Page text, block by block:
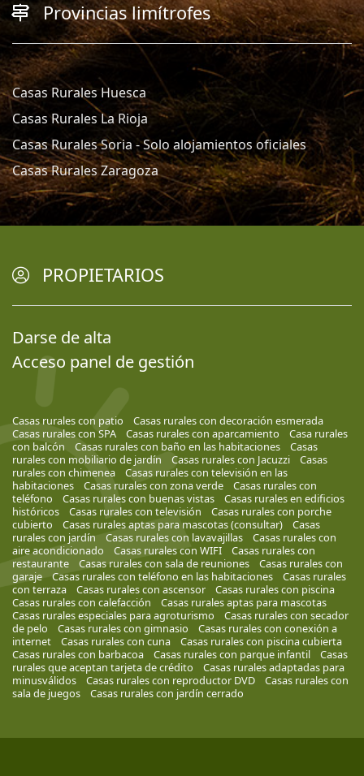
Provincias limítrofes
Casas Rurales Huesca
Casas Rurales La Rioja
Casas Rurales Soria - Solo alojamientos oficiales
Casas Rurales Zaragoza
PROPIETARIOS
Darse de alta
Acceso panel de gestión
Casas rurales con patio
Casas rurales con decoración esmerada
Casas rurales con SPA
Casas rurales con aparcamiento
Casa rurales
con balcón
Casas rurales con baño en las habitaciones
Casas
rurales con mobiliario de jardín
Casas rurales con Jacuzzi
Casas
rurales con chimenea
Casas rurales con televisión en las
habitaciones
Casas rurales con zona verde
Casas rurales con
teléfono
Casas rurales con buenas vistas
Casas rurales en edificios
históricos
Casas rurales con televisión
Casas rurales con porche
cubierto
Casas rurales aptas para mascotas (consultar)
Casas
rurales con jardín
Casas rurales con lavavajillas
Casas rurales con
aire acondicionado
Casas rurales con WIFI
Casas rurales con
restaurante
Casas rurales con sala de reuniones
Casas rurales con
garaje
Casas rurales con teléfono en las habitaciones
Casas rurales
con terraza
Casas rurales con ascensor
Casas rurales con piscina
Casas rurales con calefacción
Casas rurales aptas para mascotas
Casas rurales especiales para agroturismo
Casas rurales con secador
de pelo
Casas rurales con gimnasio
Casas rurales con conexión a
internet
Casas rurales con cuna
Casas rurales con piscina cubierta
Casas rurales con barbacoa
Casas rurales con parque infantil
Casas
rurales que aceptan tarjeta de crédito
Casas rurales adaptadas para
minusválidos
Casas rurales con reproductor DVD
Casas rurales con
sala de juegos
Casas rurales con jardín cerrado